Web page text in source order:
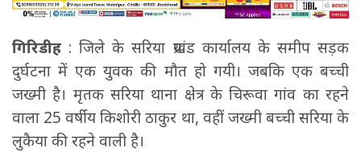
गिरिडीह : जिले के सरिया प्रखंड कार्यालय के समीप सड़क
दुर्घटना में एक युवक की मौत हो गयी। जबकि एक बच्ची
जख्मी है। मृतक सरिया थाना क्षेत्र के चिरूवा गांव का रहने
वाला 25 वर्षीय किशोरी ठाकुर था, वहीं जख्मी बच्ची सरिया के
लुकैया की रहने वाली है।